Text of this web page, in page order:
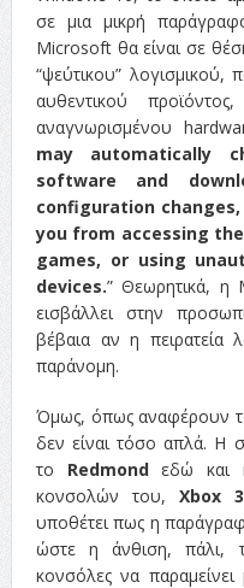
σε μια μικρή
Microsoft θα είναι σε
“ψεύτικου” λογισμικού,
αυθεντικού
αναγνωρισμένου
may automatically
software and
configuration
you from accessing
games, or using
devices.” Θεωρητικά, η
εισβάλλει στην
βέβαια αν η πειρατεία
παράνομη.
Όμως, όπως αναφέρουν
δεν είναι τόσο απλά. Η
το Redmondεδώ και
κονσολών του,Xbox
υποθέτει πως η
ώστε η άνθιση, πάλι,
κονσόλες να